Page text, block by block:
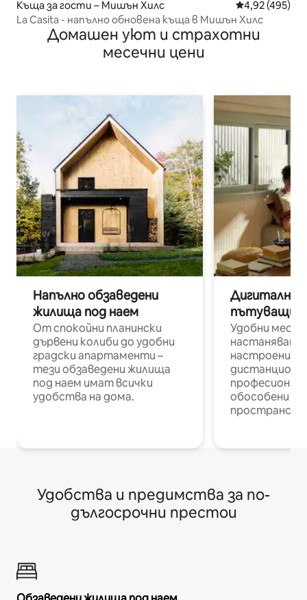
Къща за гости – Мишън Хилс Средна
4,92 (495)
La Casita - напълно обновена къща в Мишън Хилс
Домашен уют и страхотни
месечни цени
Напълно обзаведени
жилища под наем
От спокойни планински
дървени колиби до удобни
градски апартаменти –
тези обзаведени жилища
под наем имат всички
удобства на дома.
Дигитални
пътуващи
Удобни
настаняване
настроени и
обособени
Удобства и предимства за по-
дългосрочни престои